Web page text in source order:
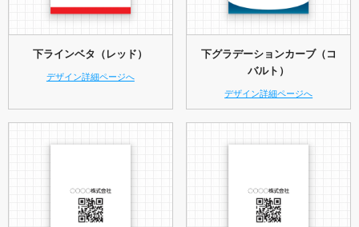
下ラインベタ（レッド）
デザイン詳細ページへ
下グラデーションカーブ（コ
バルト）
デザイン詳細ページへ